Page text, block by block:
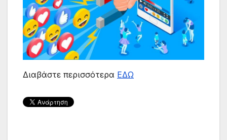
Διαβάστε περισσότερα ΕΔΩ